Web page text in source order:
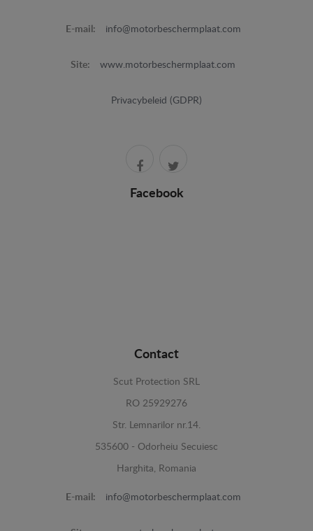
E-mail: info@motorbeschermplaat.com
Site: www.motorbeschermplaat.com
Privacybeleid (GDPR)
Facebook
Contact
Scut Protection SRL
RO 25929276
Str. Lemnarilor nr.14.
535600 - Odorheiu Secuiesc
Harghita, Romania
E-mail: info@motorbeschermplaat.com